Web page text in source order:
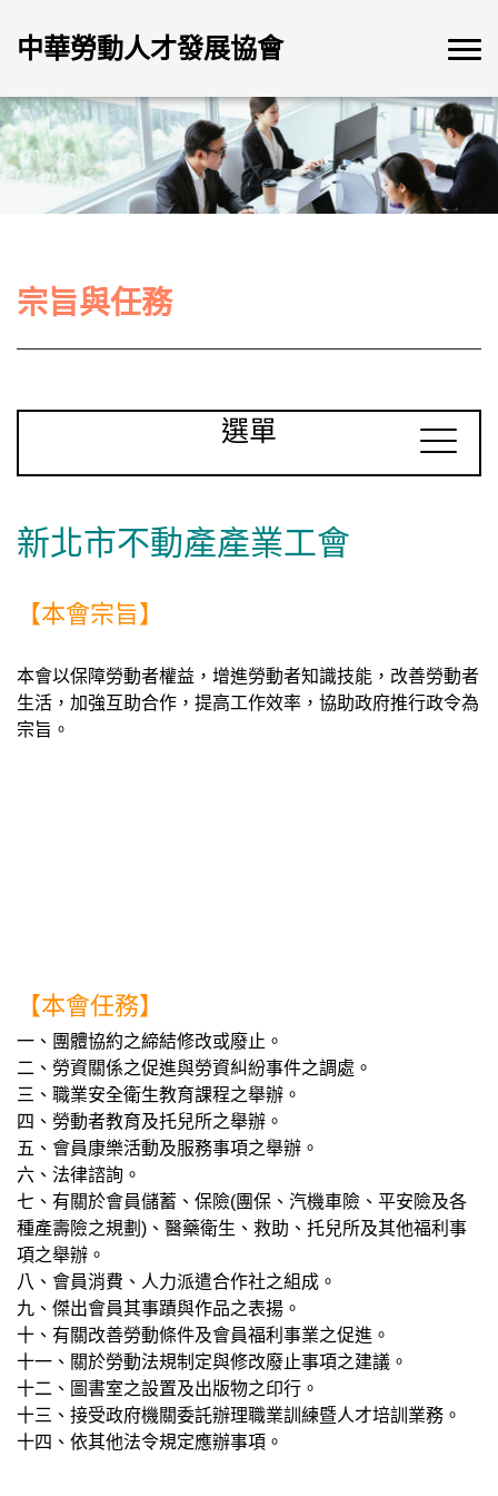
中華勞動人才發展協會
宗旨與任務
選單
新北市不動產產業工會
【本會宗旨】
本會以保障勞動者權益，增進勞動者知識技能，改善勞動者
生活，加強互助合作，提高工作效率，協助政府推行政令為
宗旨。
【本會任務】
一、團體協約之締結修改或廢止。
二、勞資關係之促進與勞資糾紛事件之調處。
三、職業安全衛生教育課程之舉辦。
四、勞動者教育及托兒所之舉辦。
五、會員康樂活動及服務事項之舉辦。
六、法律諮詢。
七、有關於會員儲蓄、保險(團保、汽機車險、平安險及各
種產壽險之規劃)、醫藥衛生、救助、托兒所及其他福利事
項之舉辦。
八、會員消費、人力派遣合作社之組成。
九、傑出會員其事蹟與作品之表揚。
十、有關改善勞動條件及會員福利事業之促進。
十一、關於勞動法規制定與修改廢止事項之建議。
十二、圖書室之設置及出版物之印行。
十三、接受政府機關委託辦理職業訓練暨人才培訓業務。
十四、依其他法令規定應辦事項。